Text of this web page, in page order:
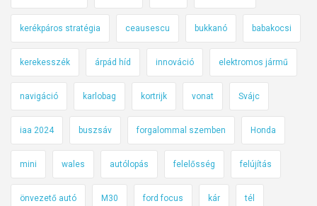
kerékpáros stratégia ceausescu bukkanó babakocsi
kerekesszék árpád híd innováció elektromos jármű
navigáció karlobag kortrijk vonat Svájc
iaa 2024 buszsáv forgalommal szemben Honda
mini wales autólopás felelősség felújítás
önvezető autó M30 ford focus kár tél